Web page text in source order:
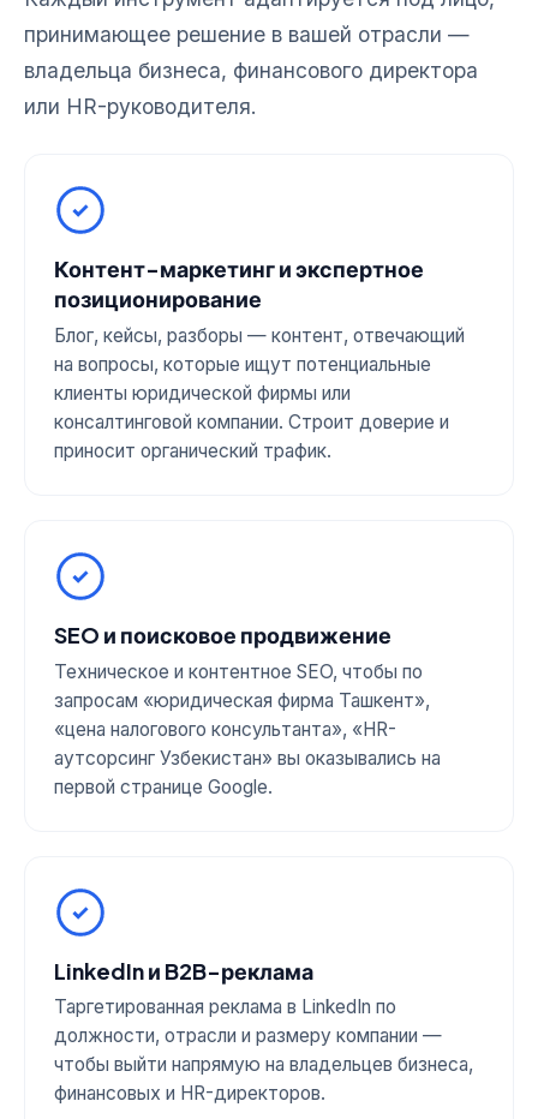
принимающее решение в вашей отрасли —
владельца бизнеса, финансового директора
или HR-руководителя.
Контент-маркетинг и экспертное
позиционирование
Блог, кейсы, разборы — контент, отвечающий
на вопросы, которые ищут потенциальные
клиенты юридической фирмы или
консалтинговой компании. Строит доверие и
приносит органический трафик.
SEO и поисковое продвижение
Техническое и контентное SEO, чтобы по
запросам «юридическая фирма Ташкент»,
«цена налогового консультанта», «HR-
аутсорсинг Узбекистан» вы оказывались на
первой странице Google.
LinkedIn и B2B-реклама
Таргетированная реклама в LinkedIn по
должности, отрасли и размеру компании —
чтобы выйти напрямую на владельцев бизнеса,
финансовых и HR-директоров.